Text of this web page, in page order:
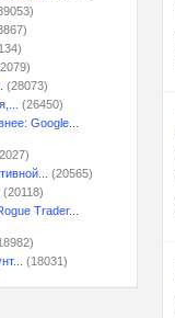
(28073)
(26450)
Google...
(20565)
(20118)
Trader...
(18031)